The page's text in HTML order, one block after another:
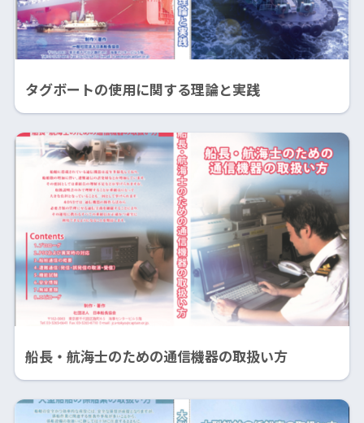
タグボートの使用に関する理論と実践
船長・航海士のための通信機器の取扱い方